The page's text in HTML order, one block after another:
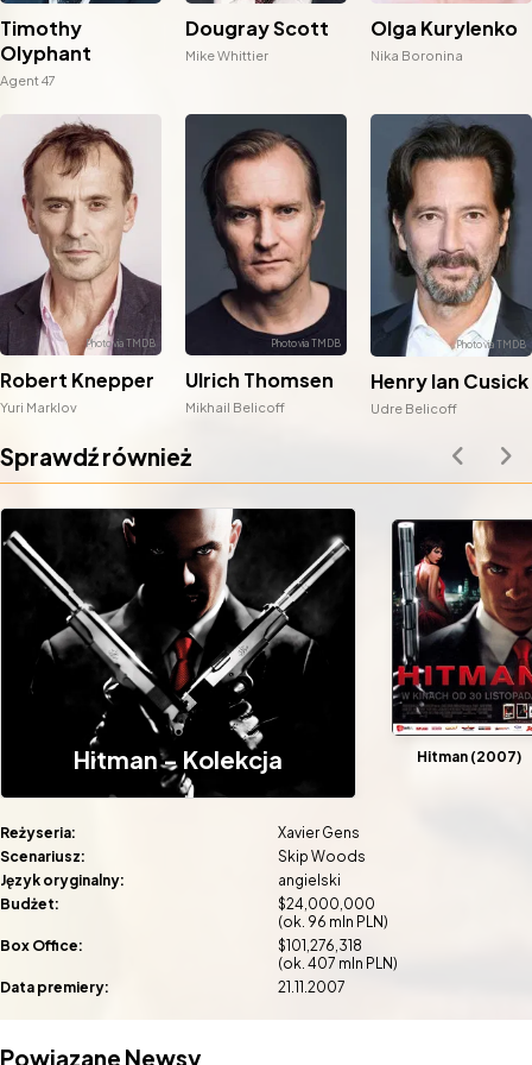
Timothy
Olyphant
Agent 47
Dougray Scott
Mike Whittier
Olga Kurylenko
Nika Boronina
Robert Knepper
Yuri Marklov
Ulrich Thomsen
Mikhail Belicoff
Henry Ian Cusick
Udre Belicoff
Sprawdź również
Hitman - Kolekcja Hitman (2007)
Reżyseria:
Xavier Gens
Scenariusz:
Skip Woods
Język oryginalny:
angielski
Budżet:
$24,000,000
(ok. 96 mln PLN)
Box Office:
$101,276,318
(ok. 407 mln PLN)
Data premiery:
21.11.2007
Powiązane Newsy